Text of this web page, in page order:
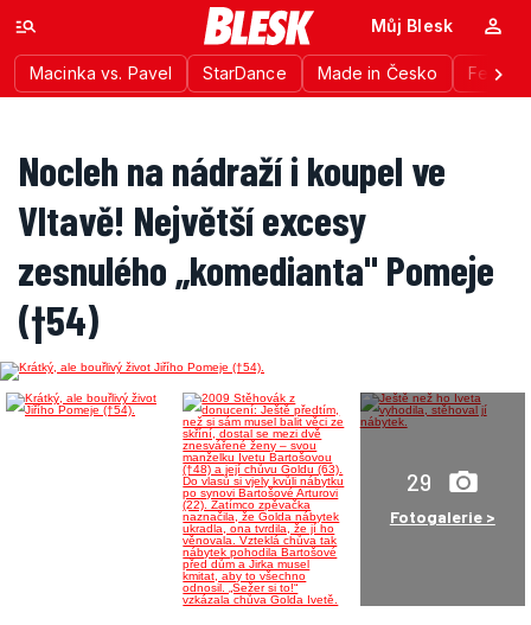
Macinka vs. Pavel StarDance Made in Česko
Můj Blesk
Nocleh na nádraží i koupel ve
Vltavě! Největší excesy
zesnulého „komedianta" Pomeje
(†54)
29
Fotogalerie >